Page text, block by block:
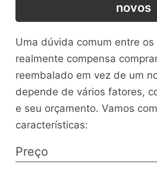
novos
Uma dúvida comum entre
realmente compensa
reembalado em vez de um
depende de vários fatores,
e seu orçamento. Vamos
características:
Preço